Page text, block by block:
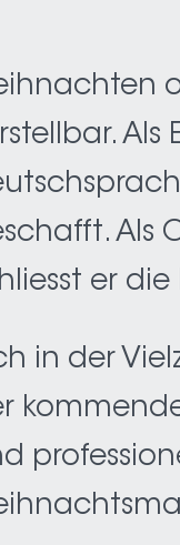
Als
er
in der